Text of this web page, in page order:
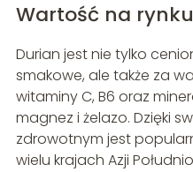
Wartość na rynku
Durian jest nie tylko
smakowe, ale także za
witaminy C, B6 oraz
magnez i żelazo. Dzięki
zdrowotnym jest
wielu krajach Azji